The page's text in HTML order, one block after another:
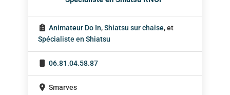
Animateur Do In,Shiatsu sur chaise, et
Spécialiste en Shiatsu
06.81.04.58.87
Smarves